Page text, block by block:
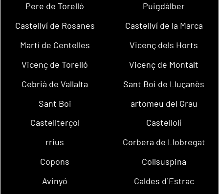
Pere de Torelló
Puigdàlber
Castellví de Rosanes
Castellví de la Marca
Martí de Centelles
Vicenç dels Horts
Vicenç de Torelló
Vicenç de Montalt
Cebrià de Vallalta
Sant Boi de Lluçanès
Sant Boi
artomeu del Grau
Castellterçol
Castellolí
rrius
Corbera de Llobregat
Copons
Collsuspina
Avinyó
Caldes d´Estrac